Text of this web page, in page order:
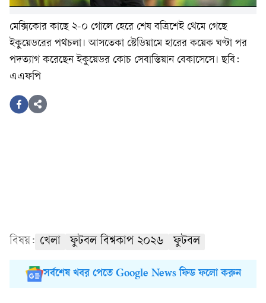
মেক্সিকোর কাছে ২-০ গোলে হেরে শেষ বত্রিশেই থেমে গেছে
ইকুয়েডরের পথচলা। আসতেকা স্টেডিয়ামে হারের কয়েক ঘণ্টা পর
পদত্যাগ করেছেন ইকুয়েডর কোচ সেবাস্তিয়ান বেকাসেসে। ছবি:
এএফপি
বিষয়: খেলা ফুটবল বিশ্বকাপ ২০২৬ ফুটবল
সর্বশেষ খবর পেতে Google News ফিড ফলো করুন